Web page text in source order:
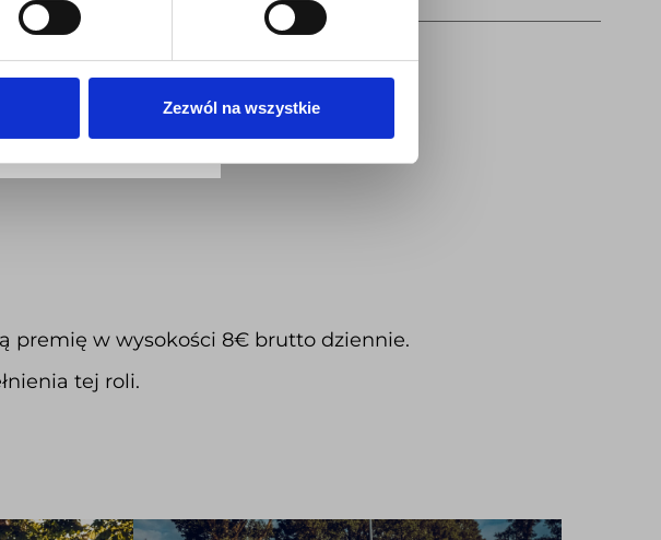
Zezwól na wszystkie
premię w wysokości 8€ brutto dziennie.
tej roli.